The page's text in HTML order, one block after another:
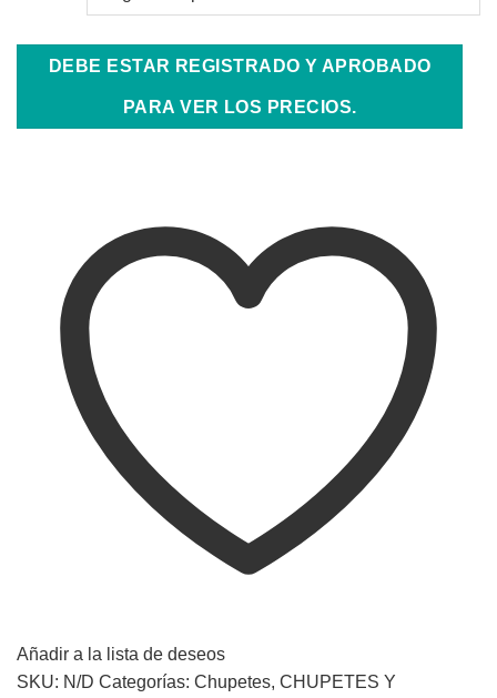
DEBE ESTAR REGISTRADO Y APROBADO
PARA VER LOS PRECIOS.
Añadir a la lista de deseos
SKU: N/D Categorías: Chupetes, CHUPETES Y